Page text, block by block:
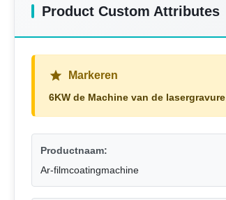
Product Custom Attributes
Markeren
6KW de Machine van de lasergravure
Productnaam:
Ar-filmcoatingmachine